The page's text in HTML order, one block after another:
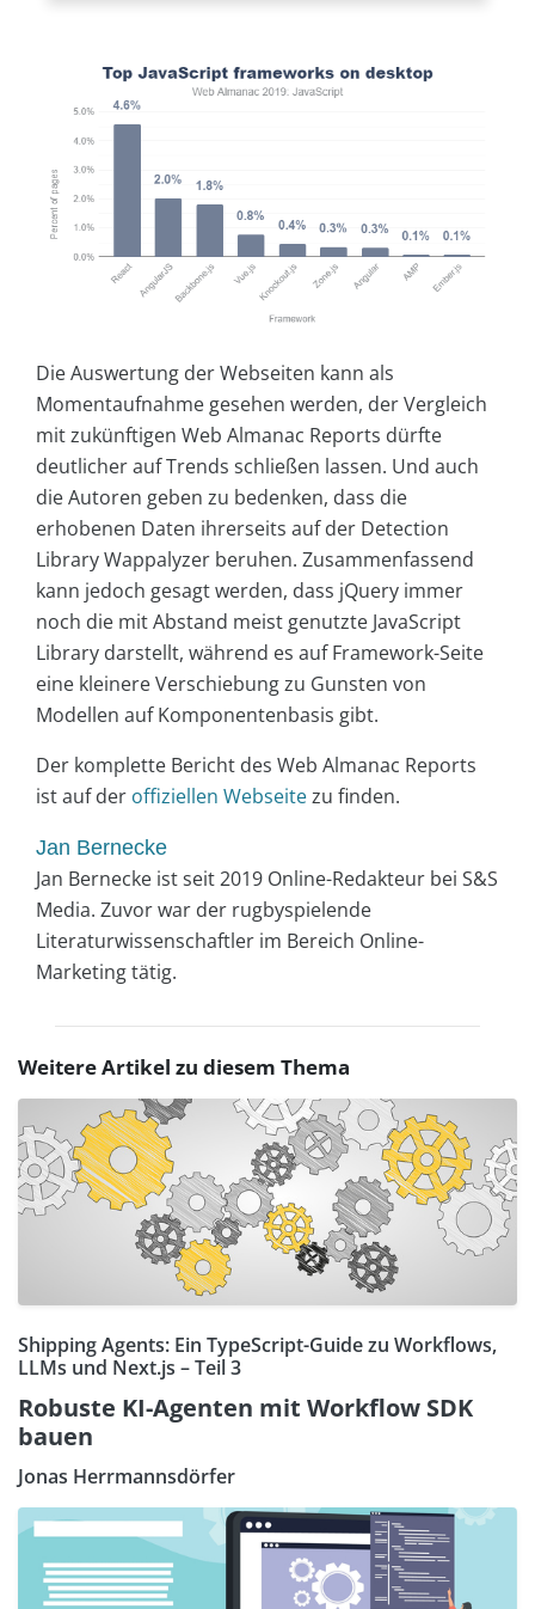
Die Auswertung der Webseiten kann als
Momentaufnahme gesehen werden, der Vergleich
mit zukünftigen Web Almanac Reports dürfte
deutlicher auf Trends schließen lassen. Und auch
die Autoren geben zu bedenken, dass die
erhobenen Daten ihrerseits auf der Detection
Library Wappalyzer beruhen. Zusammenfassend
kann jedoch gesagt werden, dass jQuery immer
noch die mit Abstand meist genutzte JavaScript
Library darstellt, während es auf Framework-Seite
eine kleinere Verschiebung zu Gunsten von
Modellen auf Komponentenbasis gibt.
Der komplette Bericht des Web Almanac Reports
ist auf der offiziellen Webseitezu finden.
Jan Bernecke
Jan Bernecke ist seit 2019 Online-Redakteur bei S&S
Media. Zuvor war der rugbyspielende
Literaturwissenschaftler im Bereich Online-
Marketing tätig.
Weitere Artikel zu diesem Thema
Shipping Agents: Ein TypeScript-Guide zu Workflows,
LLMs und Next.js – Teil 3
Robuste KI-Agenten mit Workflow SDK
bauen
Jonas Herrmannsdörfer